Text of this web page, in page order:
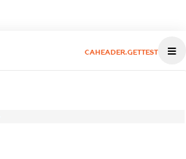
CAHEADER.GETTEST